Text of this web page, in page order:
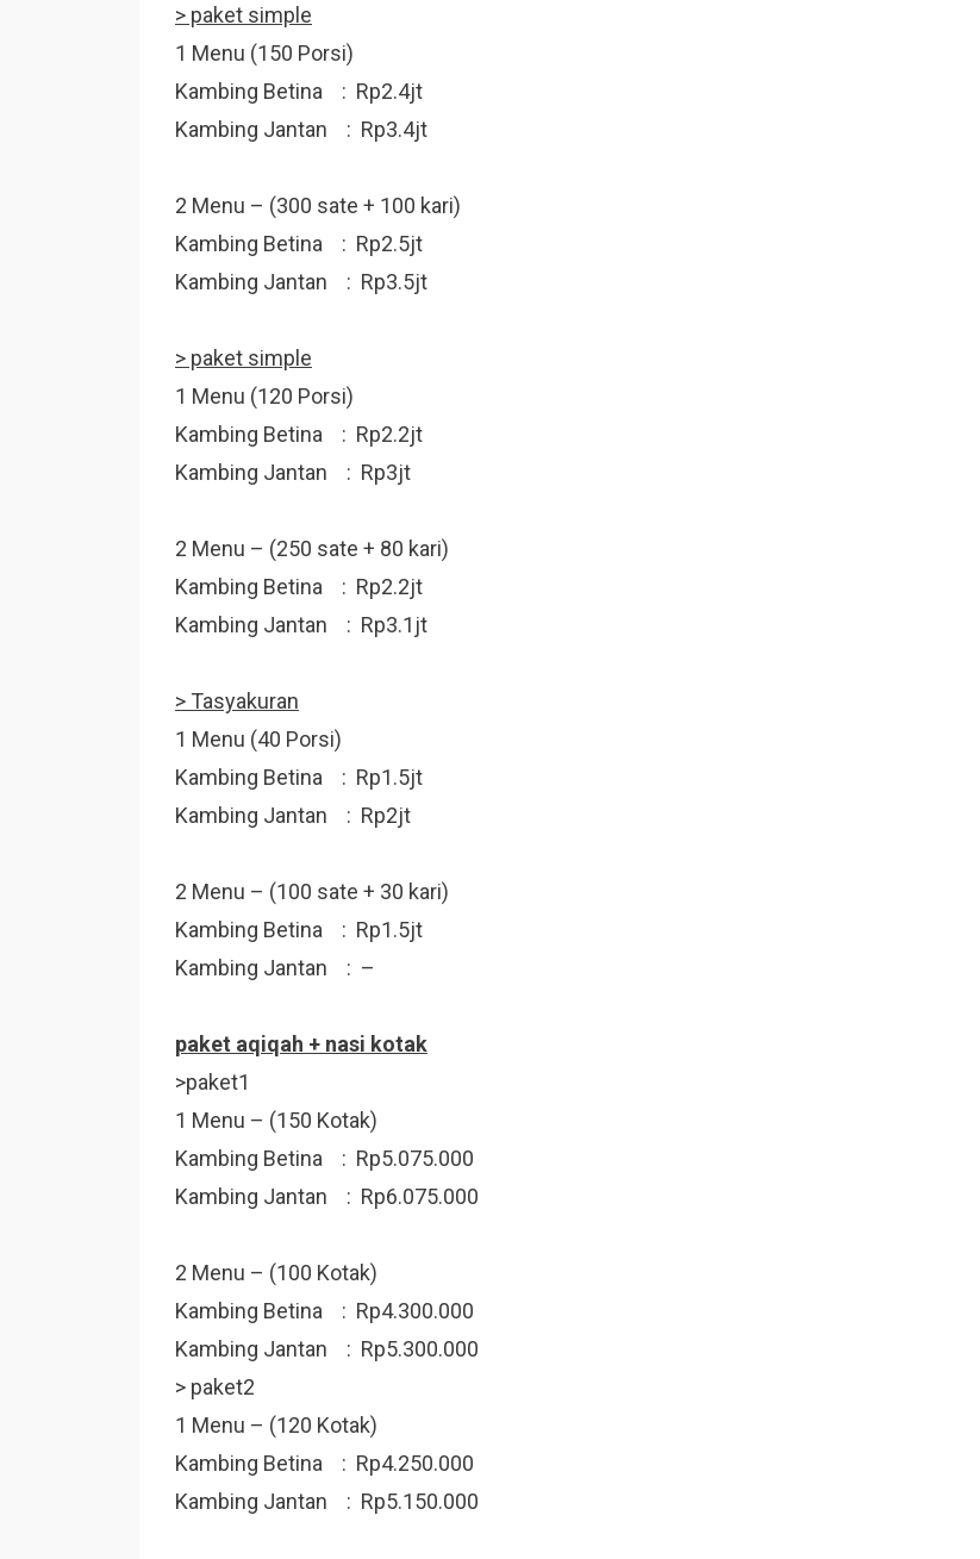
> paket simple
1 Menu (150 Porsi)
Kambing Betina : Rp2.4jt
Kambing Jantan : Rp3.4jt
2 Menu – (300 sate + 100 kari)
Kambing Betina : Rp2.5jt
Kambing Jantan : Rp3.5jt
> paket simple
1 Menu (120 Porsi)
Kambing Betina : Rp2.2jt
Kambing Jantan : Rp3jt
2 Menu – (250 sate + 80 kari)
Kambing Betina : Rp2.2jt
Kambing Jantan : Rp3.1jt
> Tasyakuran
1 Menu (40 Porsi)
Kambing Betina : Rp1.5jt
Kambing Jantan : Rp2jt
2 Menu – (100 sate + 30 kari)
Kambing Betina : Rp1.5jt
Kambing Jantan : –
paket aqiqah + nasi kotak
>paket1
1 Menu – (150 Kotak)
Kambing Betina : Rp5.075.000
Kambing Jantan : Rp6.075.000
2 Menu – (100 Kotak)
Kambing Betina : Rp4.300.000
Kambing Jantan : Rp5.300.000
> paket2
1 Menu – (120 Kotak)
Kambing Betina : Rp4.250.000
Kambing Jantan : Rp5.150.000